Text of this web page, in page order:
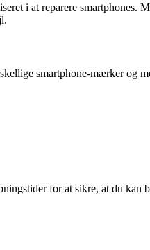
i at reparere
smartphone-mærker og
for at sikre, at du kan